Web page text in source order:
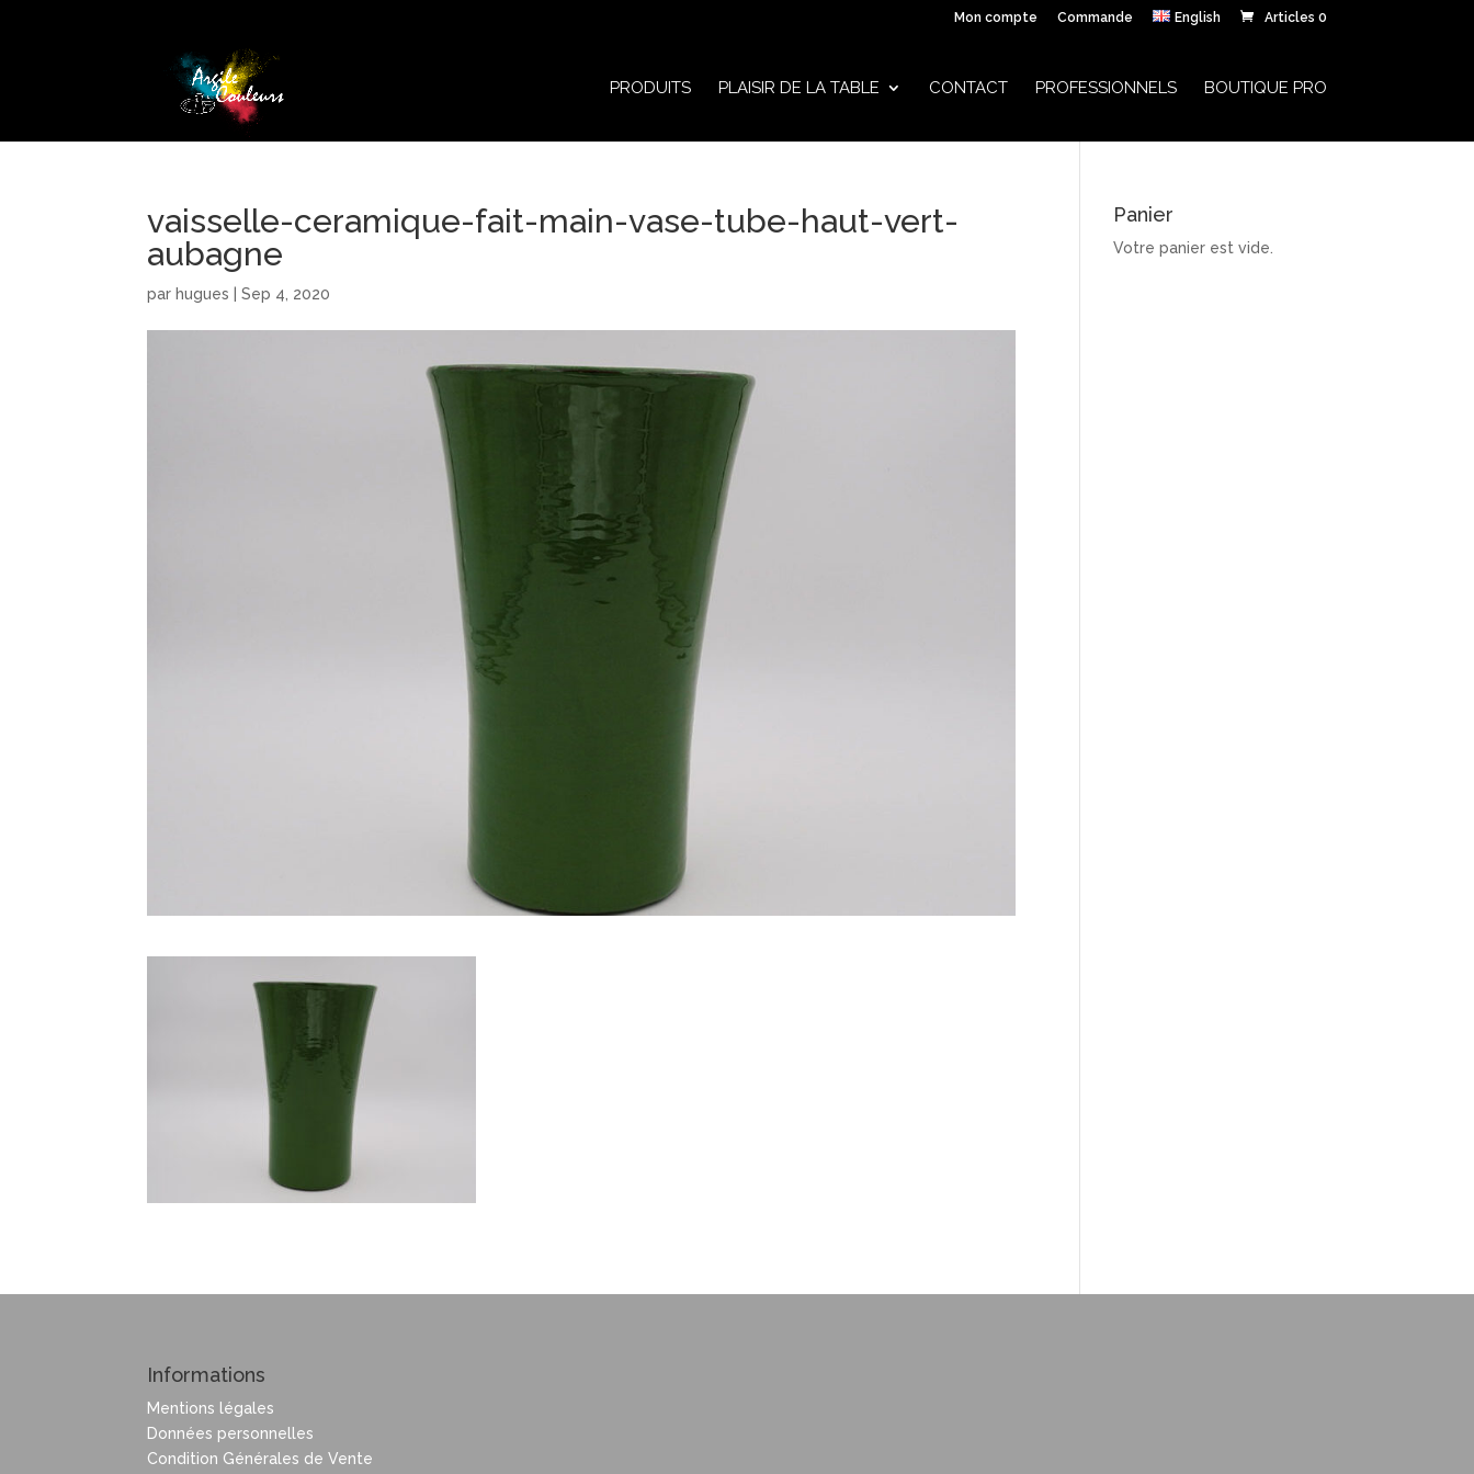
Mon compte Commande English Articles 0
PRODUITS PLAISIR DE LA TABLE CONTACT PROFESSIONNELS BOUTIQUE PRO
vaisselle-ceramique-fait-main-vase-tube-haut-vert-
aubagne
par hugues |Sep 4, 2020
Panier
Votre panier est vide.
Informations
Mentions légales
Données personnelles
Condition Générales de Vente